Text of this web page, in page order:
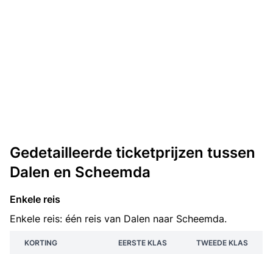
Gedetailleerde ticketprijzen tussen
Dalen en Scheemda
Enkele reis
Enkele reis: één reis van Dalen naar Scheemda.
KORTING EERSTE KLAS TWEEDE KLAS